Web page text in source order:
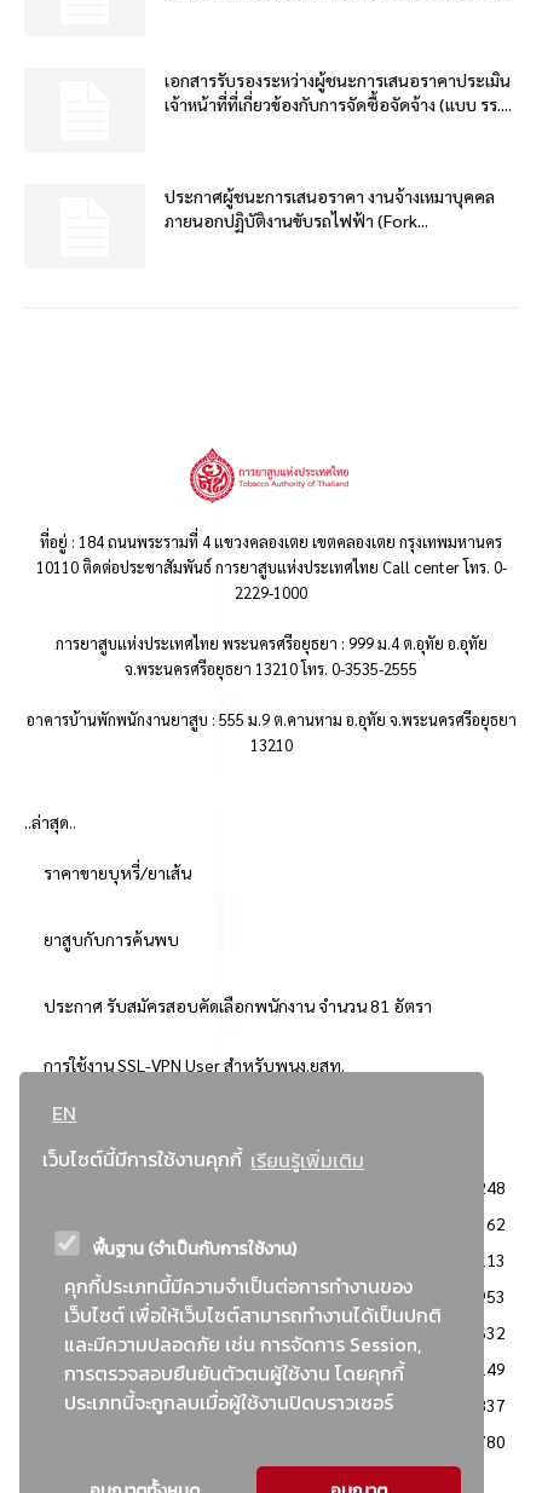
EN
เว็บไซต์นี้มีการใช้งานคุกกี้ เรียนรู้เพิ่มเติม
พื้นฐาน (จำเป็นกับการใช้งาน)
คุกกี้ประเภทนี้มีความจำเป็นต่อการทำงานของ
เว็บไซต์ เพื่อให้เว็บไซต์สามารถทำงานได้เป็นปกติ
และมีความปลอดภัย เช่น การจัดการ Session,
การตรวจสอบยืนยันตัวตนผู้ใช้งาน โดยคุกกี้
ประเภทนี้จะถูกลบเมื่อผู้ใช้งานปิดบราวเซอร์
เอกสารรับรองระหว่างผู้ชนะการเสนอราคาประเมิน
เจ้าหน้าที่ที่เกี่ยวข้องกับการจัดซื้อจัดจ้าง (แบบ รร....
ประกาศผู้ชนะการเสนอราคา งานจ้างเหมาบุคคล
ภายนอกปฏิบัติงานขับรถไฟฟ้า (Fork...
ที่อยู่ : 184 ถนนพระรามที่ 4 แขวงคลองเตย เขตคลองเตย กรุงเทพมหานคร
10110 ติดต่อประชาสัมพันธ์ การยาสูบแห่งประเทศไทย Call center โทร. 0-
2229-1000
การยาสูบแห่งประเทศไทย พระนครศรีอยุธยา : 999 ม.4 ต.อุทัย อ.อุทัย
จ.พระนครศรีอยุธยา 13210 โทร. 0-3535-2555
อาคารบ้านพักพนักงานยาสูบ : 555 ม.9 ต.คานหาม อ.อุทัย จ.พระนครศรีอยุธยา
13210
..ล่าสุด..
ราคาขายบุหรี่/ยาเส้น
ยาสูบกับการค้นพบ
ประกาศ รับสมัครสอบคัดเลือกพนักงาน จำนวน 81 อัตรา
การใช้งาน SSL-VPN User สำหรับพนง.ยสท.
..ยอดนิยม..
3248
2362
: วิธีเฉพาะเจาะจง
2113
ข่าวสาร/ประกาศ
1953
: เอกสารส่งเสริมความโปร่งใสในการจัดซื้อจัดจ้าง
1632
ข่าวสารจัดซื้อจัดจ้าง
1149
: แผนการจัดซื้อจัดจ้าง
837
780